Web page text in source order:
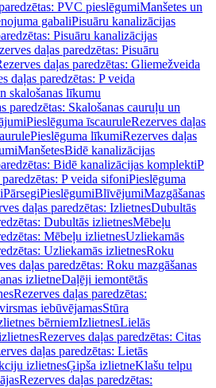
PVC pieslēgumiManšetes un
gabaliPisuāru kanalizācijas
Pisuāru kanalizācijas
daļas paredzētas: Pisuāru
daļas paredzētas: Gliemežveida
daļas paredzētas: P veida
skalošanas līkumu
paredzētas: Skalošanas cauruļu un
Pieslēguma īscauruleRezerves daļas
Pieslēguma līkumiRezerves daļas
ManšetesBidē kanalizācijas
Bidē kanalizācijas komplektiP
P veida sifoniPieslēguma
PārsegiPieslēgumiBlīvējumiMazgāšanas
daļas paredzētas: IzlietnesDubultās
Dubultās izlietnesMēbeļu
Mēbeļu izlietnesUzliekamās
Uzliekamās izlietnesRoku
daļas paredzētas: Roku mazgāšanas
izlietneDaļēji iemontētās
Rezerves daļas paredzētas:
iebūvējamasStūra
bērniemIzlietnesLielās
Rezerves daļas paredzētas: Citas
daļas paredzētas: Lietās
izlietnesĢipša izlietneKlašu telpu
Rezerves daļas paredzētas: